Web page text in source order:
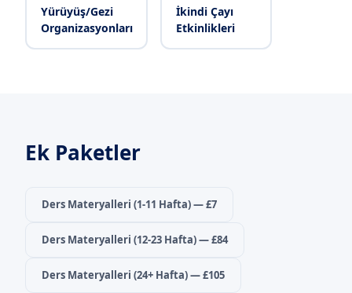
Yürüyüş/Gezi
Organizasyonları
İkindi Çayı
Etkinlikleri
Ek Paketler
Ders Materyalleri (1-11 Hafta)— £7
Ders Materyalleri (12-23 Hafta)— £84
Ders Materyalleri (24+ Hafta)— £105